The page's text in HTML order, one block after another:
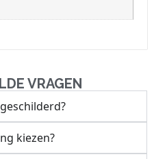
VRAGEN
kiezen?